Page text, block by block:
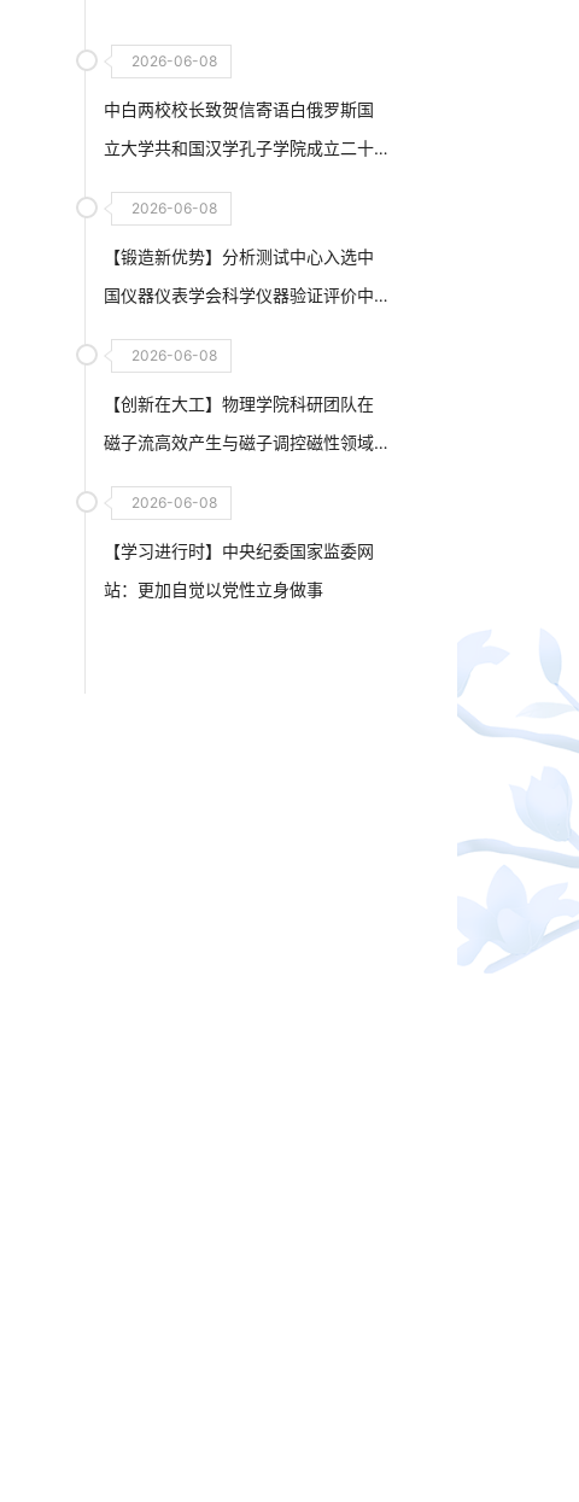
2026-06-08
中白两校校长致贺信寄语白俄罗斯国
立大学共和国汉学孔子学院成立二十
2026-06-08
【锻造新优势】分析测试中心入选中
国仪器仪表学会科学仪器验证评价中
2026-06-08
【创新在大工】物理学院科研团队在
磁子流高效产生与磁子调控磁性领域
2026-06-08
【学习进行时】中央纪委国家监委网
站：更加自觉以党性立身做事